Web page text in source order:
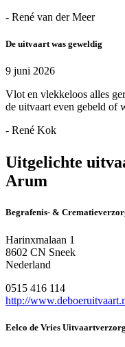
- René van der Meer
De uitvaart was geweldig
9 juni 2026
Vlot en vlekkeloos alles
de uitvaart even gebeld of
- René Kok
Uitgelichte
Arum
Begrafenis- &
Harinxmalaan 1
8602 CN Sneek
Nederland
0515 416 114
http://
Eelco de Vries